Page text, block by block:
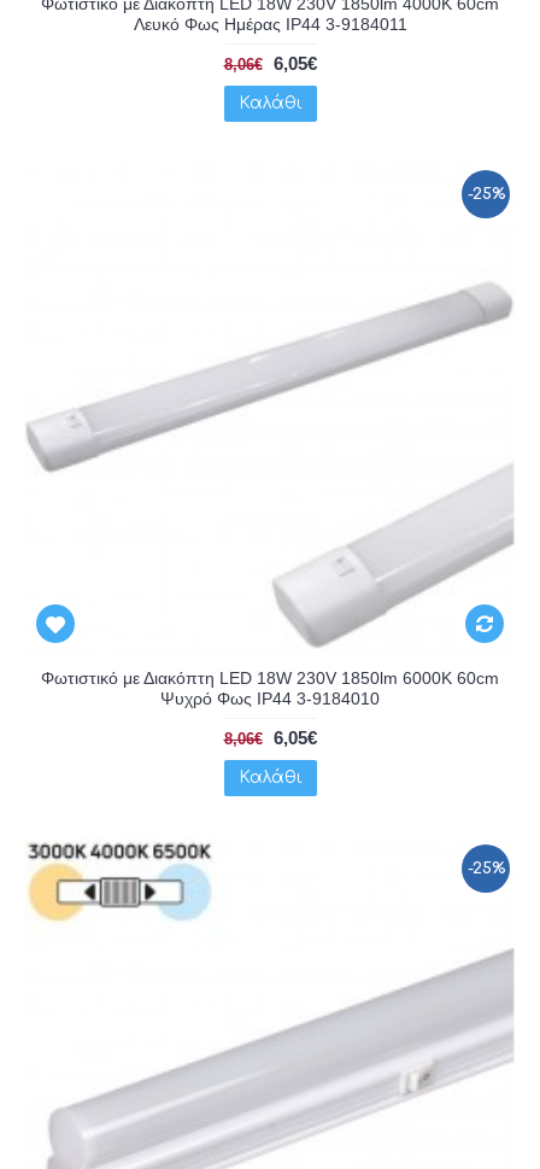
Λευκό Φως Ημέρας IP44 3-9184011
8,06€ 6,05€
Καλάθι
-25%
Φωτιστικό με Διακόπτη LED 18W 230V 1850lm 6000K 60cm
Ψυχρό Φως IP44 3-9184010
8,06€ 6,05€
Καλάθι
-25%